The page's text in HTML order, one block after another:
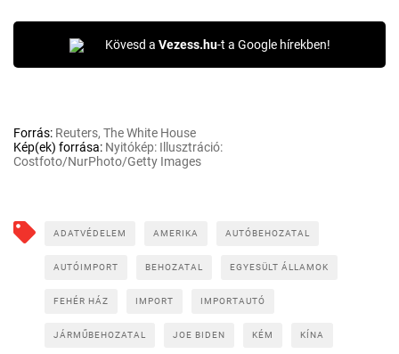
Kövesd a Vezess.hu-t a Google hírekben!
Forrás: Reuters, The White House
Kép(ek) forrása: Nyitókép: Illusztráció:
Costfoto/NurPhoto/Getty Images
ADATVÉDELEM AMERIKA AUTÓBEHOZATAL
AUTÓIMPORT BEHOZATAL EGYESÜLT ÁLLAMOK
FEHÉR HÁZ IMPORT IMPORTAUTÓ
JÁRMŰBEHOZATAL JOE BIDEN KÉM KÍNA